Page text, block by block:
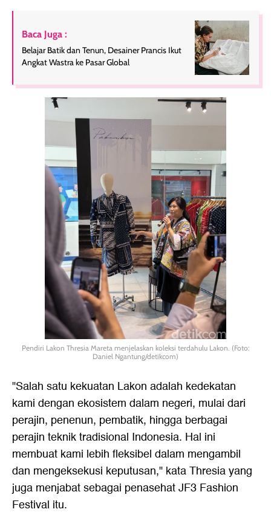
Baca Juga :
Belajar Batik dan Tenun, Desainer Prancis Ikut
Angkat Wastra ke Pasar Global
Pendiri Lakon Thresia Mareta menjelaskan koleksi terdahulu Lakon. (Foto:
Daniel Ngantung/detikcom)
"Salah satu kekuatan Lakon adalah kedekatan
kami dengan ekosistem dalam negeri, mulai dari
perajin, penenun, pembatik, hingga berbagai
perajin teknik tradisional Indonesia. Hal ini
membuat kami lebih fleksibel dalam mengambil
dan mengeksekusi keputusan," kata Thresia yang
juga menjabat sebagai penasehat JF3 Fashion
Festival itu.